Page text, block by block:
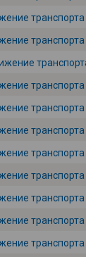
транспорта
транспорта
транспорта
транспорта
транспорта
транспорта
транспорта
транспорта